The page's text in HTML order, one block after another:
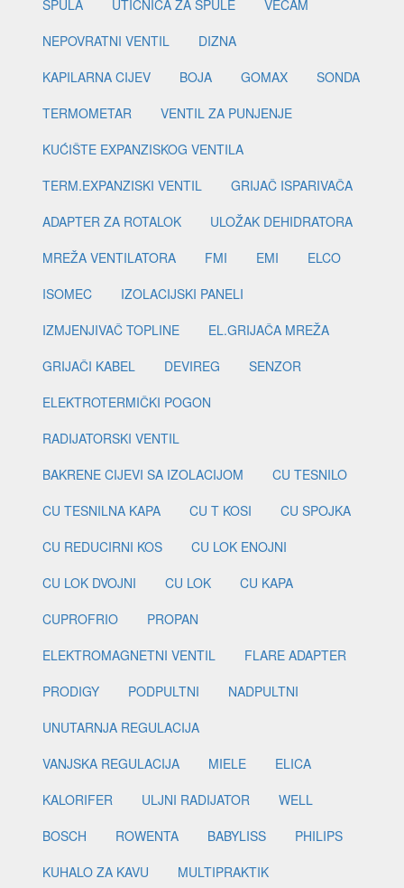
ŠPULA UTIČNICA ZA ŠPULE
VECAM
NEPOVRATNI VENTIL
DIZNA
KAPILARNA CIJEV
BOJA GOMAX
SONDA
TERMOMETAR
VENTIL ZA PUNJENJE
KUĆIŠTE EXPANZISKOG VENTILA
TERM.EXPANZISKI VENTIL
GRIJAČ ISPARIVAČA
ADAPTER ZA ROTALOK
ULOŽAK DEHIDRATORA
MREŽA VENTILATORA
FMI EMI
ELCO
ISOMEC
IZOLACIJSKI PANELI
IZMJENJIVAČ TOPLINE
EL.GRIJAČA MREŽA
GRIJAČI KABEL
DEVIREG
SENZOR
ELEKTROTERMIČKI POGON
RADIJATORSKI VENTIL
BAKRENE CIJEVI SA IZOLACIJOM
CU TESNILO
CU TESNILNA KAPA
CU T KOSI
CU SPOJKA
CU REDUCIRNI KOS
CU LOK ENOJNI
CU LOK DVOJNI
CU LOK
CU KAPA
CUPROFRIO
PROPAN
ELEKTROMAGNETNI VENTIL
FLARE ADAPTER
PRODIGY
PODPULTNI
NADPULTNI
UNUTARNJA REGULACIJA
VANJSKA REGULACIJA
MIELE
ELICA
KALORIFER
ULJNI RADIJATOR
WELL
BOSCH
ROWENTA BABYLISS
PHILIPS
KUHALO ZA KAVU
MULTIPRAKTIK